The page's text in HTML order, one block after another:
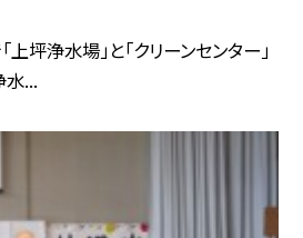
坪浄水場」と「クリーンセンター」
水...